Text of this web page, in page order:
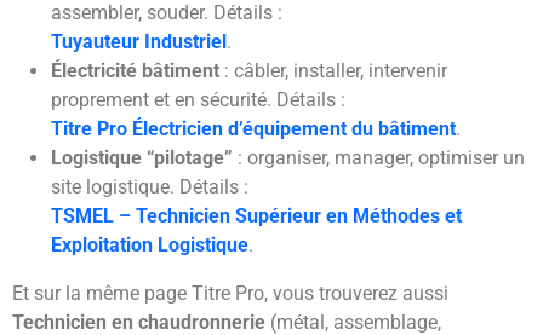
assembler, souder. Détails :
Tuyauteur Industriel.
Électricité bâtiment : câbler, installer, intervenir
proprement et en sécurité. Détails :
Titre Pro Électricien d’équipement du bâtiment.
Logistique “pilotage” : organiser, manager, optimiser un
site logistique. Détails :
TSMEL – Technicien Supérieur en Méthodes et
Exploitation Logistique.
Et sur la même page Titre Pro, vous trouverez aussi
Technicien en chaudronnerie (métal, assemblage,